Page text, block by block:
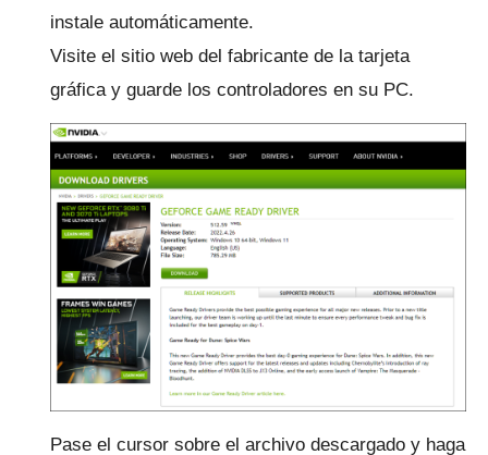
instale automáticamente.
Visite el sitio web del fabricante de la tarjeta
gráfica y guarde los controladores en su PC.
Pase el cursor sobre el archivo descargado y haga